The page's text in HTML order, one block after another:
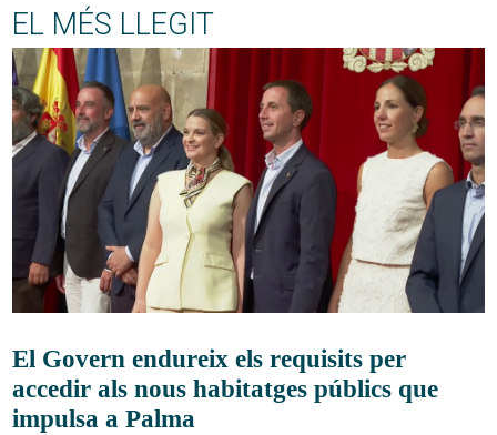
EL MÉS LLEGIT
El Govern endureix els requisits per
accedir als nous habitatges públics que
impulsa a Palma